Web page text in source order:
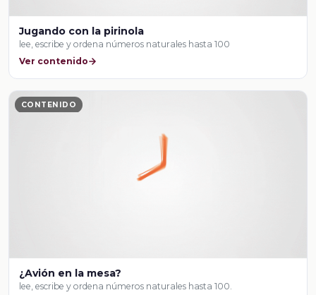
Jugando con la pirinola
lee, escribe y ordena números naturales hasta 100
Ver contenido
CONTENIDO
¿Avión en la mesa?
lee, escribe y ordena números naturales hasta 100.